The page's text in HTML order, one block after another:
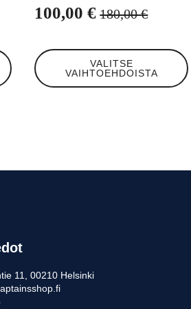
180,00€
Alkuperäinen
oli:
180,00 €.
100,00€
Nykyinen
on:
100,00 €.
VALITSE
VAIHTOEHDOISTA
Tällä
tuotteella
on
sivulla.
11, 00210 Helsinki